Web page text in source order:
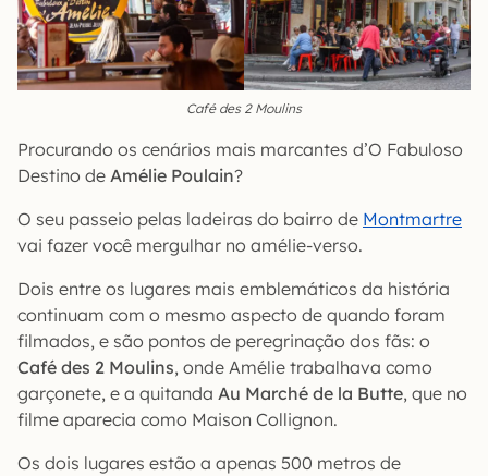
Café des 2 Moulins
Procurando os cenários mais marcantes d’O Fabuloso
Destino de Amélie Poulain?
O seu passeio pelas ladeiras do bairro de Montmartre
vai fazer você mergulhar no amélie-verso.
Dois entre os lugares mais emblemáticos da história
continuam com o mesmo aspecto de quando foram
filmados, e são pontos de peregrinação dos fãs: o
Café des 2 Moulins, onde Amélie trabalhava como
garçonete, e a quitanda Au Marché de la Butte, que no
filme aparecia como Maison Collignon.
Os dois lugares estão a apenas 500 metros de